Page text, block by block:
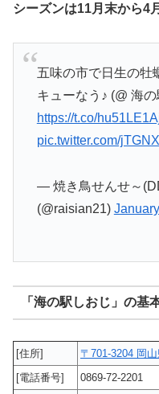
シーズンは11月末から4
五味の市で日生の牡
キューなう♪ (@ 海
https://t.co/
pic.twitter.com/
— 焼き鳥せんせ～
(@raisian21)
「海の駅しおじ」の基
[住所]
〒701-3204 岡
[電話番号]
0869-72-2201